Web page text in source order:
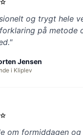
star
og trygt hele
på metode
Jensen
i Kliplev
star
om formiddagen